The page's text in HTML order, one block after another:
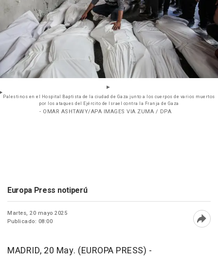
Palestinos en el Hospital Baptista de la ciudad de Gaza junto a los cuerpos de varios muertos
por los ataques del Ejército de Israel contra la Franja de Gaza
- OMAR ASHTAWY/APA IMAGES VIA ZUMA / DPA
Europa Press notiperú
Martes, 20 mayo 2025
Publicado: 08:00
MADRID, 20 May. (EUROPA PRESS) -